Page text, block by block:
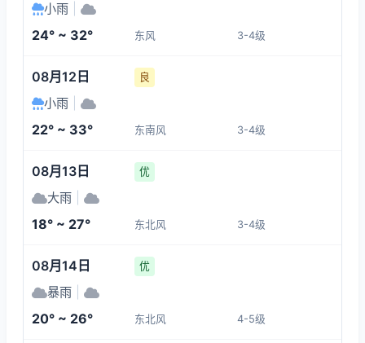
24°
1-3
小雨
24° ~ 32° 东风 3-4级
08月12日 良
小雨
22° ~ 33° 东南风 3-4级
08月13日 优
大雨
18° ~ 27° 东北风 3-4级
08月14日 优
暴雨
20° ~ 26° 东北风 4-5级